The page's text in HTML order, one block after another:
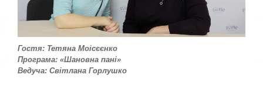
о
т
а
в
т
Гостя: Тетяна Моісєєнко
Програма: «Шановна пані»
Ведуча: Світлана Горлушко